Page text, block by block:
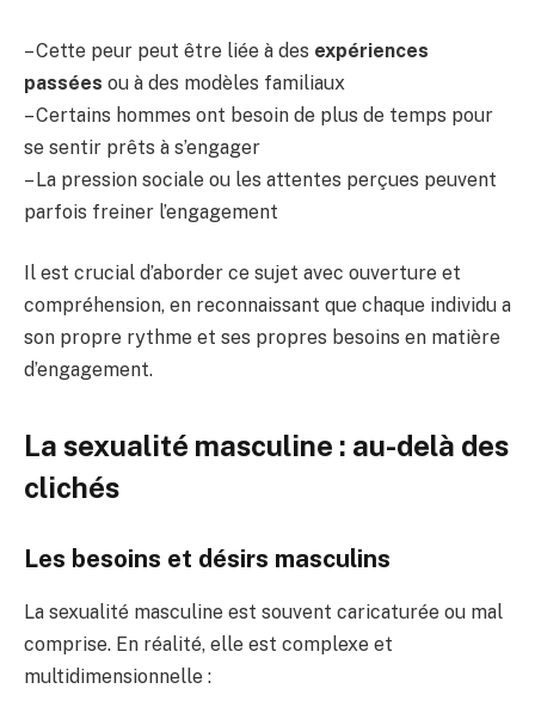
– Cette peur peut être liée à des expériences
passées ou à des modèles familiaux
– Certains hommes ont besoin de plus de temps pour
se sentir prêts à s’engager
– La pression sociale ou les attentes perçues peuvent
parfois freiner l’engagement
Il est crucial d’aborder ce sujet avec ouverture et
compréhension, en reconnaissant que chaque individu a
son propre rythme et ses propres besoins en matière
d’engagement.
La sexualité masculine : au-delà des
clichés
Les besoins et désirs masculins
La sexualité masculine est souvent caricaturée ou mal
comprise. En réalité, elle est complexe et
multidimensionnelle :